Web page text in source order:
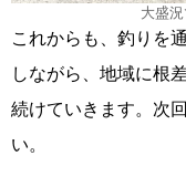
大盛
これからも、釣りを
しながら、地域に根
続けていきます。次
い。